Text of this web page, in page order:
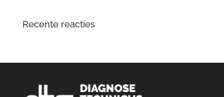
Recente reacties